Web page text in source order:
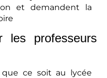
et demandent la
les professeurs
que ce soit au lycée